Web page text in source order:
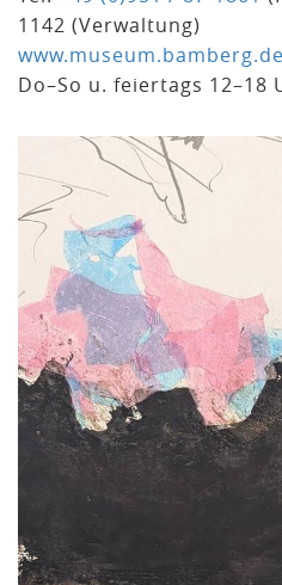
1142 (Verwaltung)
www.museum.bamberg.de
Do–So u. feiertags 12–18